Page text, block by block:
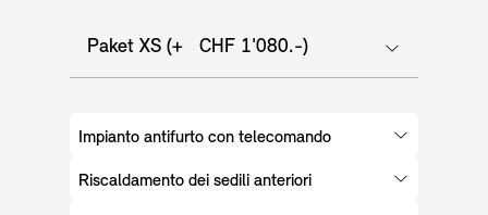
Paket XS (+ CHF 1'080.-)
Impianto antifurto con telecomando
Riscaldamento dei sedili anteriori